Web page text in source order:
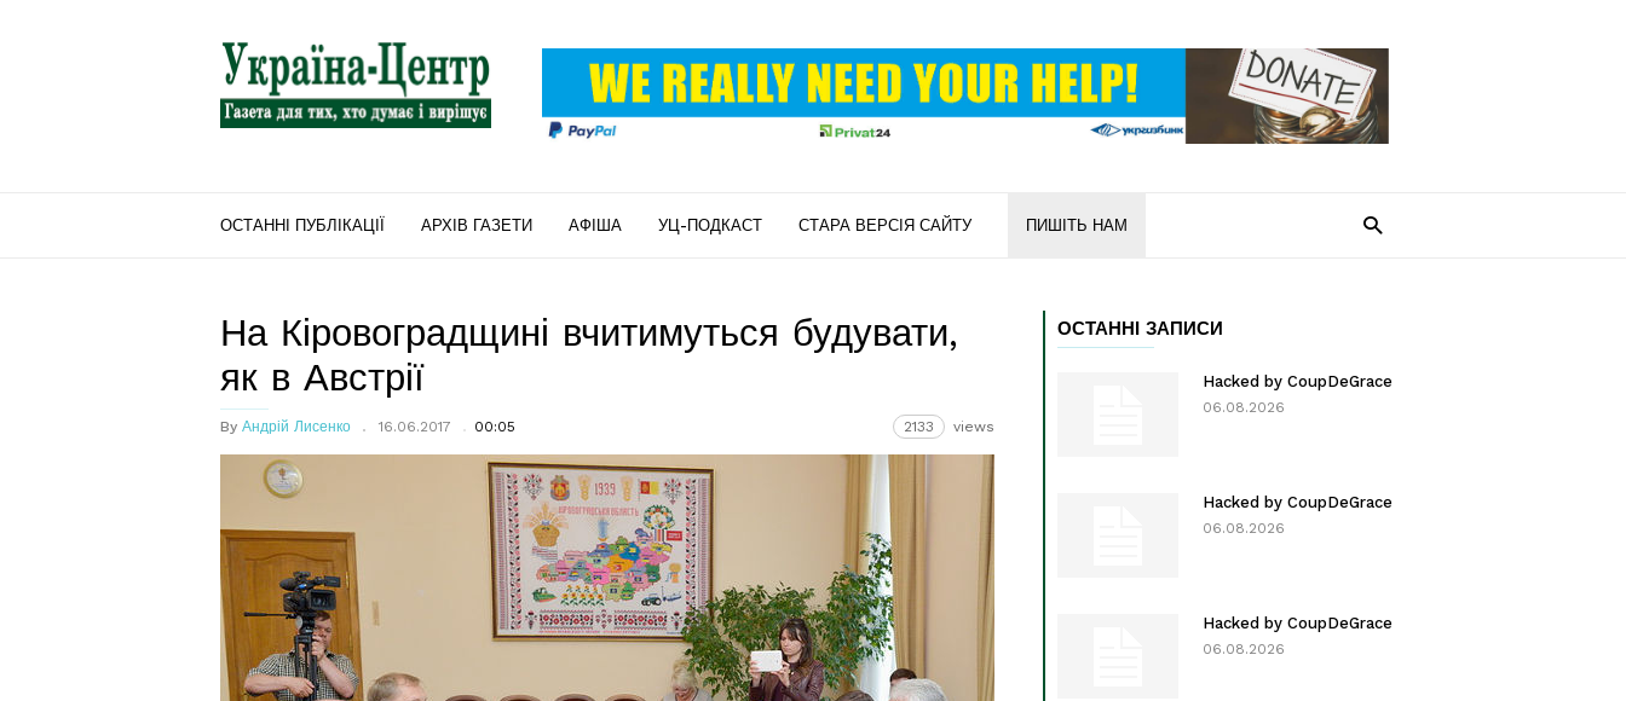
"Україна-
Центр"
ОСТАННІ ПУБЛІКАЦІЇ АРХІВ ГАЗЕТИ АФІША УЦ-ПОДКАСТ СТАРА ВЕРСІЯ САЙТУ ПИШІТЬ НАМ
На Кіровоградщині вчитимуться будувати,
як в Австрії
By Андрій Лисенко 16.06.2017 00:05 2133 views
ОСТАННІ ЗАПИСИ
Hacked by CoupDeGrace
06.08.2026
Hacked by CoupDeGrace
06.08.2026
Hacked by CoupDeGrace
06.08.2026